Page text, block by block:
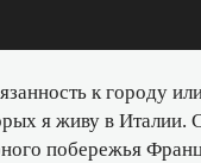
к городу
я живу в Италии.
побережья